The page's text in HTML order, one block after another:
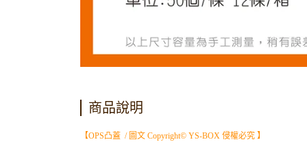
商品說明
【OPS凸蓋 / 圖文 Copyright© YS-BOX 侵權必究 】